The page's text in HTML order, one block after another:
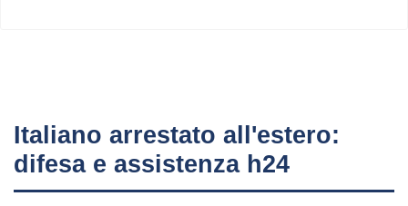
Italiano arrestato all'estero:
difesa e assistenza h24